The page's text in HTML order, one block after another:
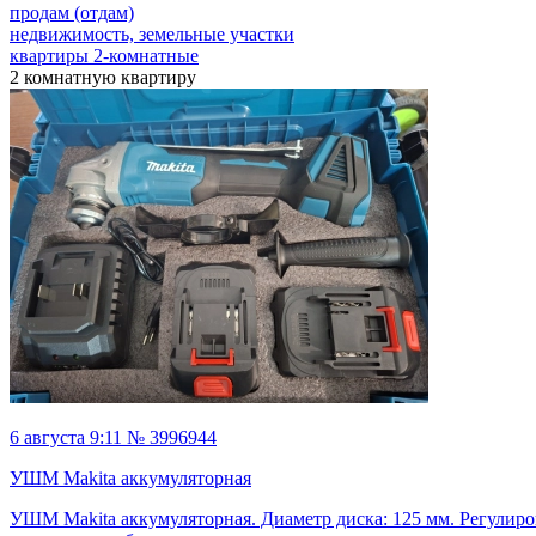
продам (отдам)
недвижимость, земельные участки
квартиры 2-комнатные
2 комнатную квартиру
6 августа 9:11 № 3996944
УШМ Makita аккумуляторная
УШМ Makita аккумуляторная. Диаметр диска: 125 мм.